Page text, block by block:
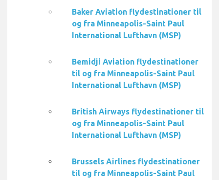
Baker Aviation flydestinationer til
og fra Minneapolis-Saint Paul
International Lufthavn (MSP)
Bemidji Aviation flydestinationer
til og fra Minneapolis-Saint Paul
International Lufthavn (MSP)
British Airways flydestinationer til
og fra Minneapolis-Saint Paul
International Lufthavn (MSP)
Brussels Airlines flydestinationer
til og fra Minneapolis-Saint Paul